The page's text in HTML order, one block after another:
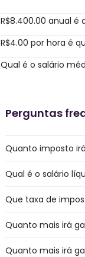
R$8.400.00 anual é
R$4.00 por hora é
Qual é o salário
Perguntas
Quanto imposto
Qual é o salário
Que taxa de
Quanto mais irá
Quanto mais irá